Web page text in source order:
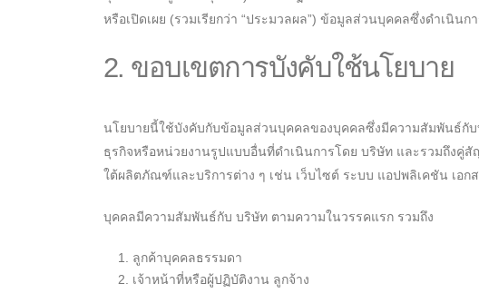
หรือเปิดเผย (รวมเรียกว่า “ประมวลผล”) ข้อมูลส่วนบุคคลซึ่งดำเนิ
2. ขอบเขตการบังคับใช้นโยบาย
นโยบายนี้ใช้บังคับกับข้อมูลส่วนบุคคลของบุคคลซึ่งมีความสัมพันธ์กั
ธุรกิจหรือหน่วยงานรูปแบบอื่นที่ดำเนินการโดย บริษัท และรวมถึง
ใต้ผลิตภัณฑ์และบริการต่าง ๆ เช่น เว็บไซต์ ระบบ แอปพลิเคชัน เอก
บุคคลมีความสัมพันธ์กับ บริษัท ตามความในวรรคแรก รวมถึง
ลูกค้าบุคคลธรรมดา
เจ้าหน้าที่หรือผู้ปฏิบัติงาน ลูกจ้าง